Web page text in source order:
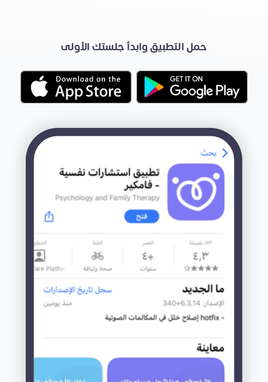
حمل التطبيق وابدأ جلستك الأولى